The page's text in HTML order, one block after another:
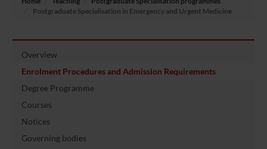
Postgraduate Specialisation in Emergency and Urgent Medicine
Overview
Enrolment Procedures and Admission Requirements
Degree Programme
Courses
Notices
Governing bodies